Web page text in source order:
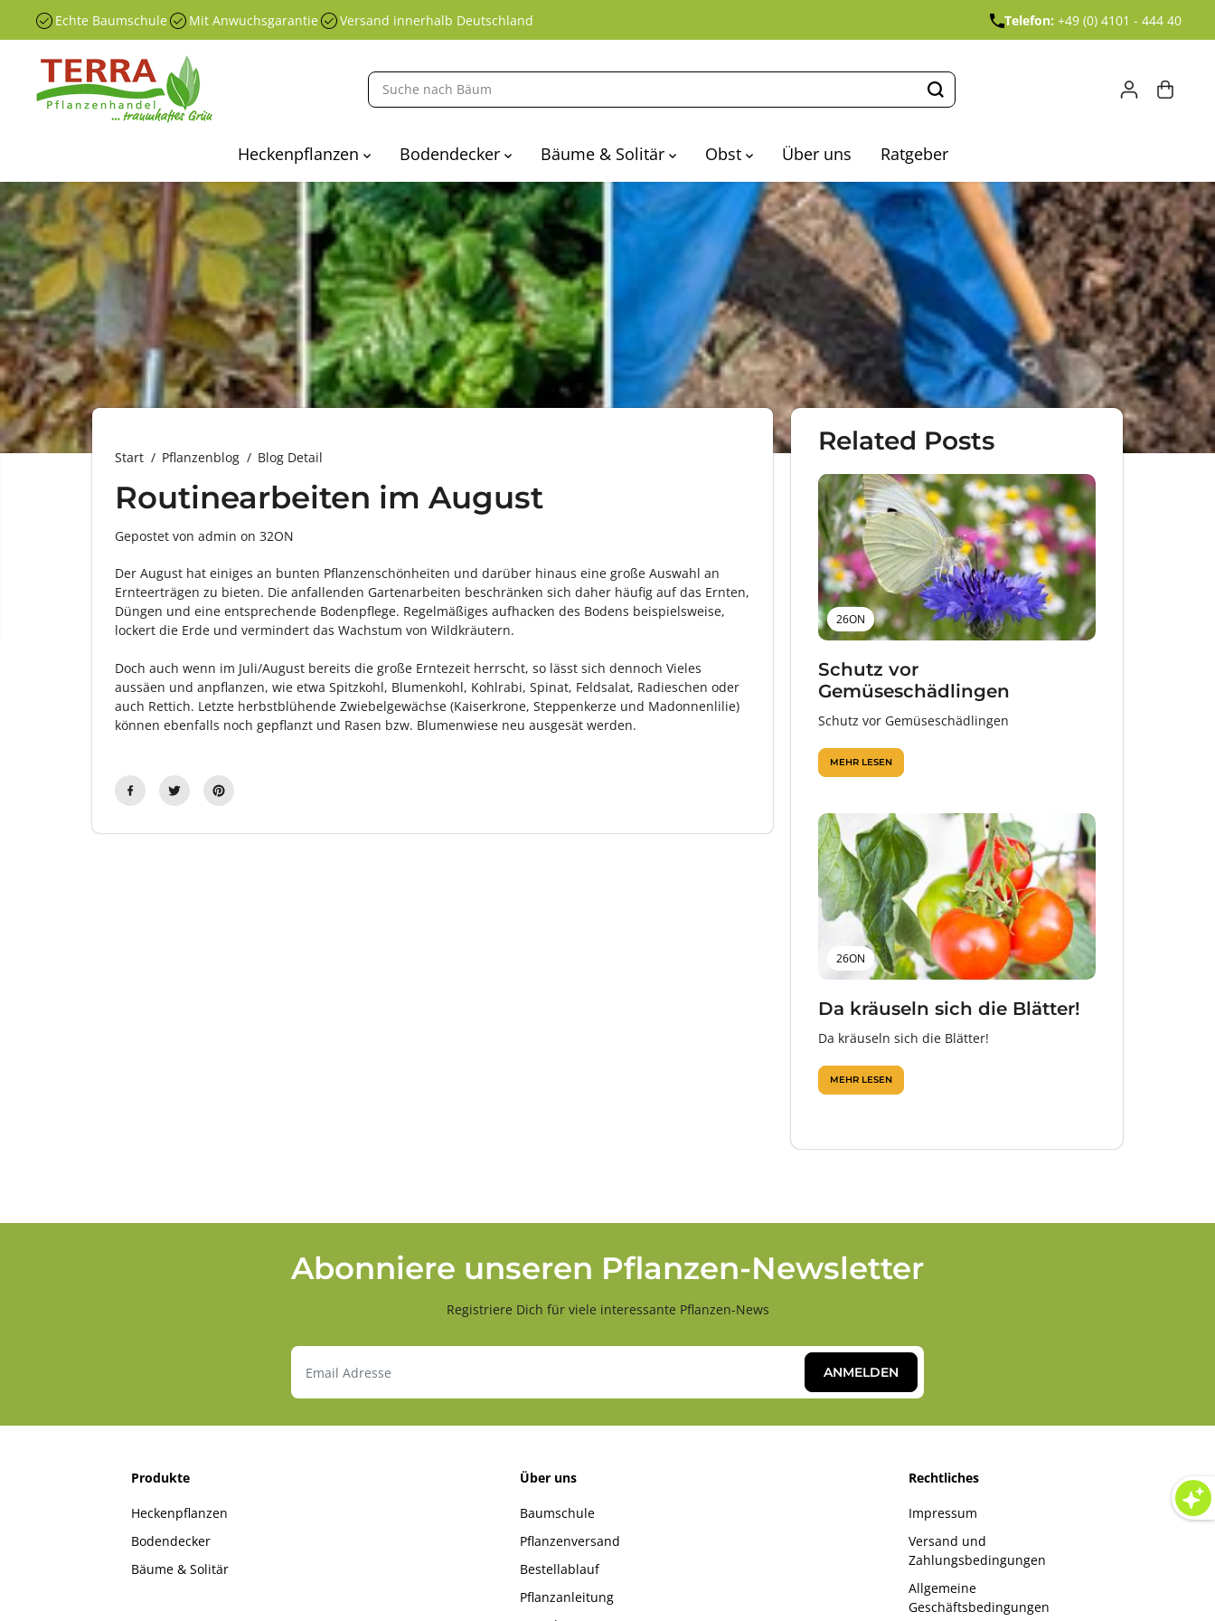
SIE ZU
INHALTEN
Echte Baumschule Mit Anwuchsgarantie Versand innerhalb Deutschland Telefon: +49 (0) 4101 - 444 40
Heckenpflanzen Bodendecker Bäume & Solitär Obst Über uns Ratgeber
Start Pflanzenblog Blog Detail
Routinearbeiten im August
Gepostet von admin on 32ON
Der August hat einiges an bunten Pflanzenschönheiten und darüber hinaus eine große Auswahl an
Ernteerträgen zu bieten. Die anfallenden Gartenarbeiten beschränken sich daher häufig auf das Ernten,
Düngen und eine entsprechende Bodenpflege. Regelmäßiges aufhacken des Bodens beispielsweise,
lockert die Erde und vermindert das Wachstum von Wildkräutern.
Doch auch wenn im Juli/August bereits die große Erntezeit herrscht, so lässt sich dennoch Vieles
aussäen und anpflanzen, wie etwa Spitzkohl, Blumenkohl, Kohlrabi, Spinat, Feldsalat, Radieschen oder
auch Rettich. Letzte herbstblühende Zwiebelgewächse (Kaiserkrone, Steppenkerze und Madonnenlilie)
können ebenfalls noch gepflanzt und Rasen bzw. Blumenwiese neu ausgesät werden.
Related Posts
26ON
Schutz vor
Gemüseschädlingen
Schutz vor Gemüseschädlingen
MEHR LESEN
26ON
Da kräuseln sich die Blätter!
Da kräuseln sich die Blätter!
MEHR LESEN
Abonniere unseren Pflanzen-Newsletter
Registriere Dich für viele interessante Pflanzen-News
ANMELDEN
Produkte
Heckenpflanzen
Bodendecker
Bäume & Solitär
Über uns
Baumschule
Pflanzenversand
Bestellablauf
Pflanzanleitung
Rechtliches
Impressum
Versand und
Zahlungsbedingungen
Allgemeine
Geschäftsbedingungen